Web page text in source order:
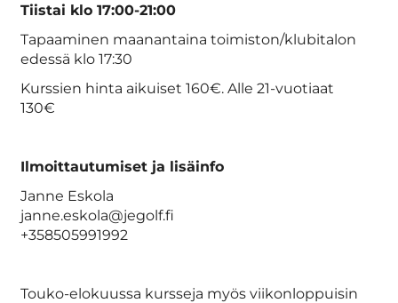
Tiistai klo 17:00-21:00
Tapaaminen maanantaina toimiston/klubitalon
edessä klo 17:30
Kurssien hinta aikuiset 160€. Alle 21-vuotiaat
130€
Ilmoittautumiset ja lisäinfo
Janne Eskola
janne.eskola@jegolf.fi
+358505991992
Touko-elokuussa kursseja myös viikonloppuisin